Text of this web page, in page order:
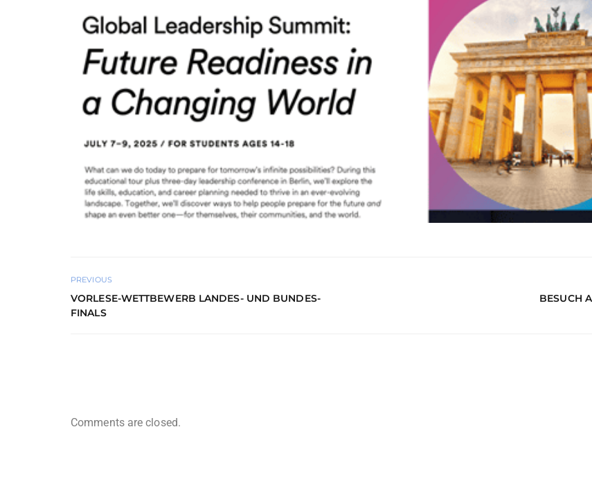
PREVIOUS
VORLESE-WETTBEWERB LANDES- UND BUNDES-
FINALS
BESUCH
Comments are closed.